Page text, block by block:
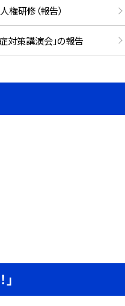
研修（報告）
対策講演会」の報告